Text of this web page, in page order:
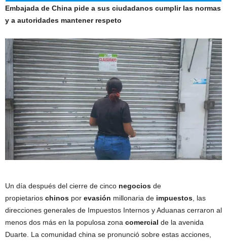
Embajada de China pide a sus ciudadanos cumplir las normas
y a autoridades mantener respeto
Un día después del cierre de cinco negocios de
propietarios chinos por evasión millonaria de impuestos, las
direcciones generales de Impuestos Internos y Aduanas cerraron al
menos dos más en la populosa zona comercial de la avenida
Duarte. La comunidad china se pronunció sobre estas acciones,